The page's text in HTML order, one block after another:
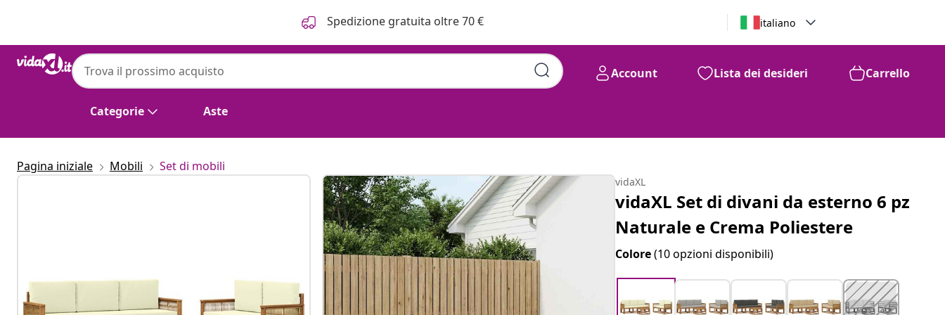
Spedizione gratuita oltre 70 € italiano
Categorie Aste
Account Lista dei desideri Carrello
Pagina iniziale Mobili Set di mobili
vidaXL
vidaXL Set di divani da esterno 6 pz
Naturale e Crema Poliestere
Colore(10 opzioni disponibili)